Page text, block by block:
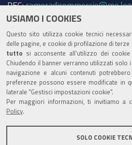
USIAMO I COOKIES
Questo sito utilizza cookie tecnici
delle pagine, e cookie di profilazione di terze
tutto si acconsente all’utilizzo dei
Chiudendo il banner verranno utilizzati solo
navigazione e alcuni contenuti
preferenze possono essere modificate in
laterale "Gestisci impostazioni cookie".
Per maggiori informazioni, ti invitiamo a
Policy
SOLO COOKIE
PEC:
Trasparenza
Amministrazione trasparente
Albo Camerale
Pubblicità Legale
Area riservata Amministratori